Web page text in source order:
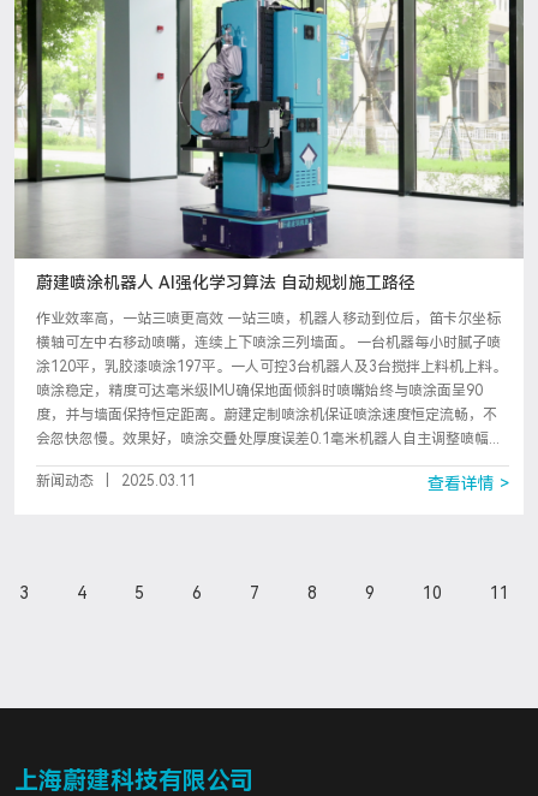
蔚建喷涂机器人 AI强化学习算法 自动规划施工路径
作业效率高，一站三喷更高效 一站三喷，机器人移动到位后，笛卡尔坐标
横轴可左中右移动喷嘴，连续上下喷涂三列墙面。 一台机器每小时腻子喷
涂120平，乳胶漆喷涂197平。一人可控3台机器人及3台搅拌上料机上料。
喷涂稳定，精度可达毫米级IMU确保地面倾斜时喷嘴始终与喷涂面呈90
度，并与墙面保持恒定距离。蔚建定制喷涂机保证喷涂速度恒定流畅，不
会忽快忽慢。效果好，喷涂交叠处厚度误差0.1毫米机器人自主调整喷幅...
新闻动态 2025.03.11 查看详情 >
3 4 5 6 7 8 9 10 11
上海蔚建科技有限公司